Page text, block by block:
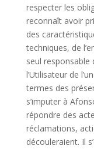
respecter les
reconnaît avoir
des
techniques, de
seul
l’Utilisateur de
termes des
s’imputer à
répondre des
réclamations,
découleraient. Il